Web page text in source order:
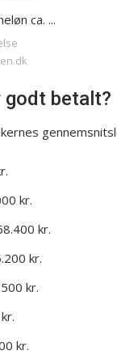
ca. ...
godt betalt?
kr.
kr.
kr.
kr.
kr.